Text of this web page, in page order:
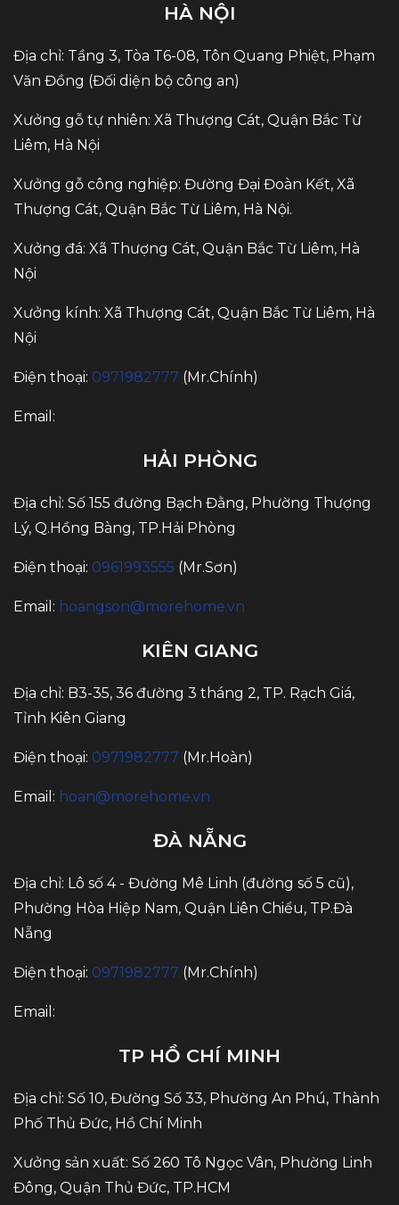
HÀ NỘI
Địa chỉ: Tầng 3, Tòa T6-08, Tôn Quang Phiệt, Phạm
Văn Đồng (Đối diện bộ công an)
Xưởng gỗ tự nhiên: Xã Thượng Cát, Quận Bắc Từ
Liêm, Hà Nội
Xưởng gỗ công nghiệp: Đường Đại Đoàn Kết, Xã
Thượng Cát, Quận Bắc Từ Liêm, Hà Nội.
Xưởng đá: Xã Thượng Cát, Quận Bắc Từ Liêm, Hà
Nội
Xưởng kính: Xã Thượng Cát, Quận Bắc Từ Liêm, Hà
Nội
Điện thoại: 0971982777 (Mr.Chính)
Email:
HẢI PHÒNG
Địa chỉ: Số 155 đường Bạch Đằng, Phường Thượng
Lý, Q.Hồng Bàng, TP.Hải Phòng
Điện thoại: 0961993555 (Mr.Sơn)
Email: hoangson@morehome.vn
KIÊN GIANG
Địa chỉ: B3-35, 36 đường 3 tháng 2, TP. Rạch Giá,
Tỉnh Kiên Giang
Điện thoại: 0971982777 (Mr.Hoàn)
Email: hoan@morehome.vn
ĐÀ NẴNG
Địa chỉ: Lô số 4 - Đường Mê Linh (đường số 5 cũ),
Phường Hòa Hiệp Nam, Quận Liên Chiểu, TP.Đà
Nẵng
Điện thoại: 0971982777 (Mr.Chính)
Email:
TP HỒ CHÍ MINH
Địa chỉ: Số 10, Đường Số 33, Phường An Phú, Thành
Phố Thủ Đức, Hồ Chí Minh
Xưởng sản xuất: Số 260 Tô Ngọc Vân, Phường Linh
Đông, Quận Thủ Đức, TP.HCM